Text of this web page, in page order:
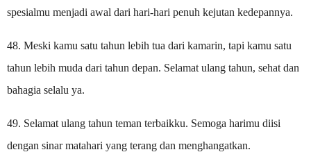
spesialmu menjadi awal dari hari-hari penuh kejutan kedepannya.
48. Meski kamu satu tahun lebih tua dari kamarin, tapi kamu satu
tahun lebih muda dari tahun depan. Selamat ulang tahun, sehat dan
bahagia selalu ya.
49. Selamat ulang tahun teman terbaikku. Semoga harimu diisi
dengan sinar matahari yang terang dan menghangatkan.